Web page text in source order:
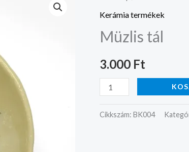
Kerámia termékek
Müzlis tál
3.000 Ft
tál
Cikkszám: BK004